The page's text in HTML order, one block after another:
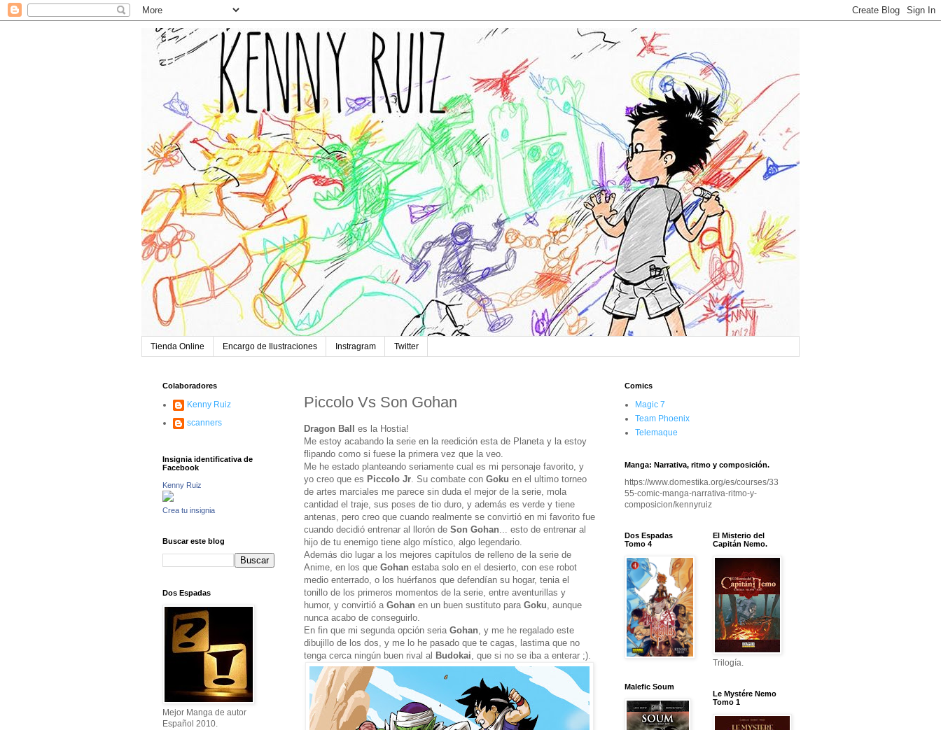
Tienda Online Encargo de Ilustraciones Instragram Twitter
Piccolo Vs Son Gohan
Dragon Ball
es la Hostia!
Me estoy acabando la serie en la reedición esta de Planeta y la estoy
flipando como si fuese la primera vez que la veo.
Me he estado planteando seriamente cual es mi personaje favorito, y
yo creo que es Piccolo Jr. Su combate con Goku en el ultimo torneo
de artes marciales me parece sin duda el mejor de la serie, mola
cantidad el traje, sus poses de tio duro, y además es verde y tiene
antenas, pero creo que cuando realmente se convirtió en mi favorito fue
cuando decidió entrenar al llorón de Son Gohan... esto de entrenar al
hijo de tu enemigo tiene algo místico, algo legendario.
Además dio lugar a los mejores capítulos de relleno de la serie de
Anime, en los que Gohan estaba solo en el desierto, con ese robot
medio enterrado, o los huérfanos que defendían su hogar, tenia el
tonillo de los primeros momentos de la serie, entre aventurillas y
humor, y convirtió a Gohan en un buen sustituto para Goku, aunque
nunca acabo de conseguirlo.
En fin que mi segunda opción seria Gohan, y me he regalado este
dibujillo de los dos, y me lo he pasado que te cagas, lastima que no
tenga cerca ningún buen rival al Budokai, que si no se iba a enterar ;).
Colaboradores
Kenny Ruiz
scanners
Insignia identificativa de
Facebook
Kenny Ruiz
Crea tu insignia
Buscar este blog
Dos Espadas
Mejor Manga de autor
Español 2010.
Comics
Magic 7
Team Phoenix
Telemaque
Manga: Narrativa, ritmo y composición.
https://www.domestika.org/es/courses/33
55-comic-manga-narrativa-ritmo-y-
composicion/kennyruiz
Dos Espadas
Tomo 4
Malefic Soum
El Misterio del
Capitán Nemo.
Trilogía.
Le Mystére Nemo
Tomo 1